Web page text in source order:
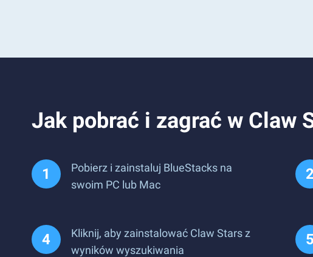
Jak pobrać i zagrać w Claw
Pobierz i zainstaluj BlueStacks na
swoim PC lub Mac
Kliknij, aby zainstalować Claw Stars z
wyników wyszukiwania